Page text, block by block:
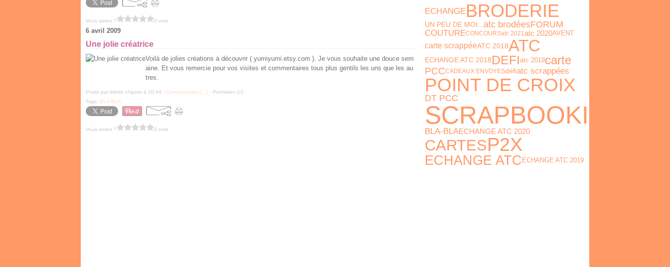
Vous aimez ? 0 vote
6 avril 2009
Une jolie créatrice
Voilà de jolies créations à découvrir ( yumiyumi.etsy.com ). Je vous souhaite une douce sem
aine. Et vous remercie pour vos visites et commentaires tous plus gentils les uns que les au
tres.
Posté par lolotte chipote à 20:44 - Commentaires [ ] - Permalien [#]
Tags: BLA-BLA
Vous aimez ? 0 vote
ECHANGEBRODERIE
UN PEU DE MOI... atc brodéesFORUM
COUTURECONCOURSatc 2021 atc 2020AVENT
carte scrappéeATC 2018ATC
ECHANGE ATC 2018DEFIatc 2019carte
PCCCADEAUX ENVOYESdéfiatc scrappées
POINT DE CROIX
DT PCC
SCRAPBOOKING
BLA-BLAECHANGE ATC 2020
CARTESP2X
ECHANGE ATC ECHANGE ATC 2019